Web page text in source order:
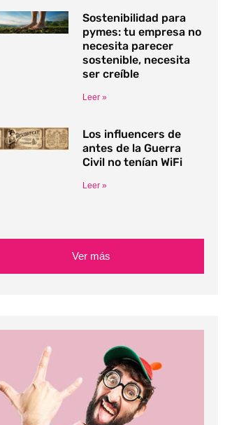
Sostenibilidad para
pymes: tu empresa no
necesita parecer
sostenible, necesita
ser creíble
Leer »
Los influencers de
antes de la Guerra
Civil no tenían WiFi
Leer »
Ver más